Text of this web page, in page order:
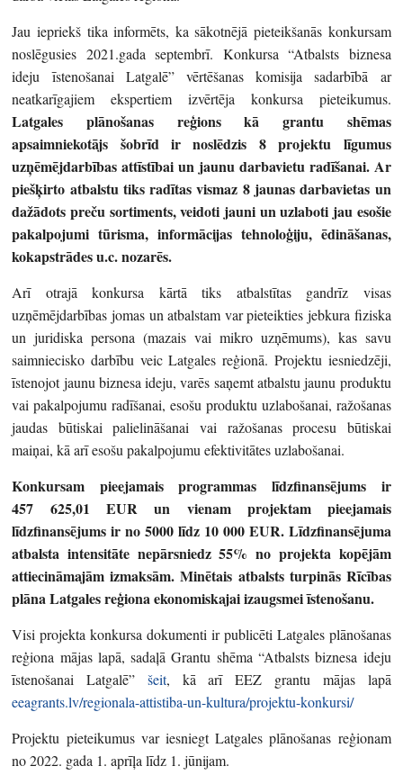
Jau iepriekš tika informēts, ka sākotnējā pieteikšanās konkursam
noslēgusies 2021.gada septembrī. Konkursa “Atbalsts biznesa
ideju īstenošanai Latgalē” vērtēšanas komisija sadarbībā ar
neatkarīgajiem ekspertiem izvērtēja konkursa pieteikumus.
Latgales plānošanas reģions kā grantu shēmas
apsaimniekotājs šobrīd ir noslēdzis 8 projektu līgumus
uzņēmējdarbības attīstībai un jaunu darbavietu radīšanai. Ar
piešķirto atbalstu tiks radītas vismaz 8 jaunas darbavietas un
dažādots preču sortiments, veidoti jauni un uzlaboti jau esošie
pakalpojumi tūrisma, informācijas tehnoloģiju, ēdināšanas,
kokapstrādes u.c. nozarēs.
Arī otrajā konkursa kārtā tiks atbalstītas gandrīz visas
uzņēmējdarbības jomas un atbalstam var pieteikties jebkura fiziska
un juridiska persona (mazais vai mikro uzņēmums), kas savu
saimniecisko darbību veic Latgales reģionā. Projektu iesniedzēji,
īstenojot jaunu biznesa ideju, varēs saņemt atbalstu jaunu produktu
vai pakalpojumu radīšanai, esošu produktu uzlabošanai, ražošanas
jaudas būtiskai palielināšanai vai ražošanas procesu būtiskai
maiņai, kā arī esošu pakalpojumu efektivitātes uzlabošanai.
Konkursam pieejamais programmas līdzfinansējums ir
457 625,01 EUR un vienam projektam pieejamais
līdzfinansējums ir no 5000 līdz 10 000 EUR. Līdzfinansējuma
atbalsta intensitāte nepārsniedz 55% no projekta kopējām
attiecināmajām izmaksām. Minētais atbalsts turpinās Rīcības
plāna Latgales reģiona ekonomiskajai izaugsmei īstenošanu.
Visi projekta konkursa dokumenti ir publicēti Latgales plānošanas
reģiona mājas lapā, sadaļā Grantu shēma “Atbalsts biznesa ideju
īstenošanai Latgalē” šeit, kā arī EEZ grantu mājas lapā
eeagrants.lv/regionala-attistiba-un-kultura/projektu-konkursi/
Projektu pieteikumus var iesniegt Latgales plānošanas reģionam
no 2022. gada 1. aprīļa līdz 1. jūnijam.